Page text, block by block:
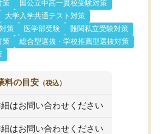
策
国公立中高一貫校受験対策
大学入学共通テスト対策
策
医学部受験
難関私立受験対策
策
総合型選抜・学校推薦型選抜対策
料の目安 （税込）
はお問い合わせください
はお問い合わせください